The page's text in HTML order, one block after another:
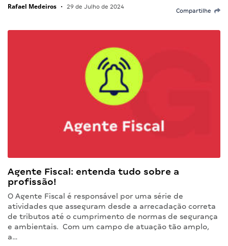
Rafael Medeiros • 29 de Julho de 2024
Compartilhe
Agente Fiscal: entenda tudo sobre a
profissão!
O Agente Fiscal é responsável por uma série de
atividades que asseguram desde a arrecadação correta
de tributos até o cumprimento de normas de segurança
e ambientais. Com um campo de atuação tão amplo,
a…